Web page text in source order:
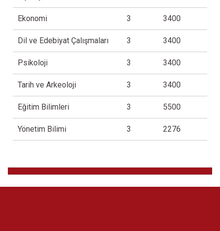
Ekonomi 3 3400
Dil ve Edebiyat Çalışmaları 3 3400
Psikoloji 3 3400
Tarih ve Arkeoloji 3 3400
Eğitim Bilimleri 3 5500
Yönetim Bilimi 3 2276